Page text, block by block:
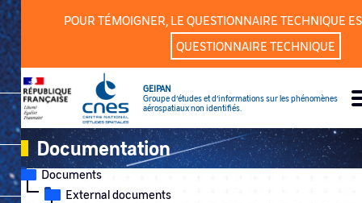
Cookies management panel
POUR TÉMOIGNER, LE QUESTIONNAIRE TECHNIQUE
QUESTIONNAIRE TECHNIQUE
GEIPAN
Groupe d’études et d’informations sur les phénomènes
aérospatiaux non identifiés.
Documentation
Documents
External documents